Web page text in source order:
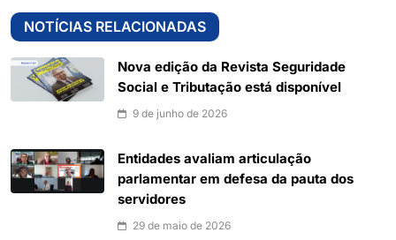
NOTÍCIAS RELACIONADAS
Nova edição da Revista Seguridade
Social e Tributação está disponível
9 de junho de 2026
Entidades avaliam articulação
parlamentar em defesa da pauta dos
servidores
29 de maio de 2026